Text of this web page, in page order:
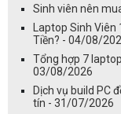
Sinh viên nên
Laptop Sinh Viên
Tiền? - 04/08/
Tổng hợp 7
03/08/2026
Dịch vụ build PC
tín - 31/07/2026